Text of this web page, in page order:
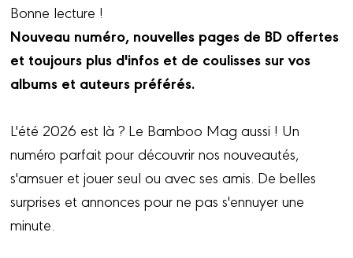
Bonne lecture !
Nouveau numéro, nouvelles pages de BD offertes
et toujours plus d'infos et de coulisses sur vos
albums et auteurs préférés.
L'été 2026 est là ? Le Bamboo Mag aussi ! Un
numéro parfait pour découvrir nos nouveautés,
s'amsuer et jouer seul ou avec ses amis. De belles
surprises et annonces pour ne pas s'ennuyer une
minute.